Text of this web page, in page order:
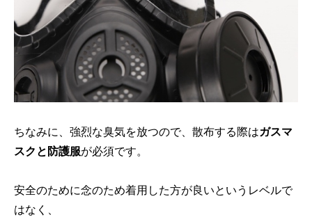
ちなみに、強烈な臭気を放つので、散布する際はガスマ
スクと防護服が必須です。
安全のために念のため着用した方が良いというレベルで
はなく、